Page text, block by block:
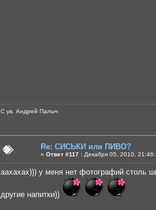
С ув. Андрей Палыч
Re: СИСЬКИ или ПИВО?
« Ответ #117 : Декабря 05, 2010,
аахахах))) у меня нет фотографий столь
другие напитки))